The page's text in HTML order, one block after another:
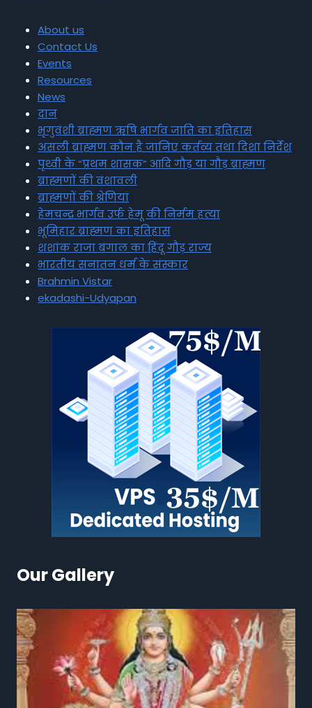
About us
Contact Us
Events
Resources
News
दान
भृगुवंशी ब्राह्मण ऋषि भार्गव जाति का इतिहास
असली ब्राह्मण कौन है जानिए कर्तव्य तथा दिशा निर्देश
पृथ्वी के “प्रथम शासक” आदि गौड़ या गौड़ ब्राह्मण
ब्राह्मणों की वंशावली
ब्राह्मणों की श्रेणियां
हेमचन्द्र भार्गव उर्फ हेमू की निर्मम हत्या
भूमिहार ब्राह्मण का इतिहास
शशांक राजा बंगाल का हिंदू गौड़ राज्य
भारतीय सनातन धर्म के संस्कार
Brahmin Vistar
ekadashi-Udyapan
Our Gallery